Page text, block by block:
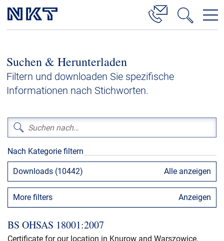
Hochspannung
Kabelservice
Niederspannung
Kabelgarnituren
Referenzen
Downloads
Presse & Events
Über uns
Suchen & Herunterladen
Filtern und downloaden Sie spezifische
Informationen nach Stichworten.
Nach Kategorie filtern
Downloads (10442) Alle anzeigen
More filters Anzeigen
BS OHSAS 18001:2007
Certificate for our location in Knurow and Warszowice,